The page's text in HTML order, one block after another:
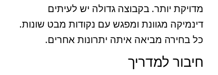
מדויקת יותר. בקבוצה גדולה יש לעיתים
דינמיקה מגוונת ומפגש עם נקודות מבט שונות.
כל בחירה מביאה איתה יתרונות אחרים.
חיבור למדריך